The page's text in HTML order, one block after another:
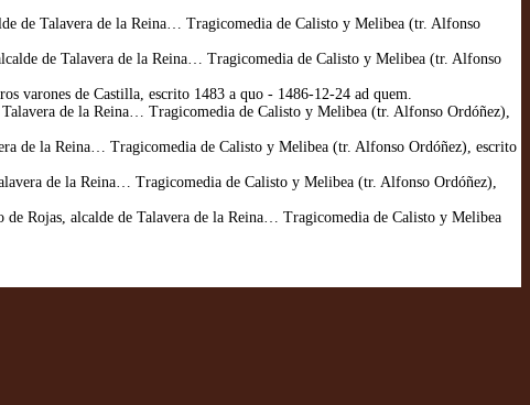
de Talavera de la Reina… Tragicomedia de Calisto y Melibea (tr. Alfonso
de Talavera de la Reina… Tragicomedia de Calisto y Melibea (tr. Alfonso
varones de Castilla, escrito 1483 a quo - 1486-12-24 ad quem.
de la Reina… Tragicomedia de Calisto y Melibea (tr. Alfonso Ordóñez),
de la Reina… Tragicomedia de Calisto y Melibea (tr. Alfonso Ordóñez), escrito
de la Reina… Tragicomedia de Calisto y Melibea (tr. Alfonso Ordóñez),
Rojas, alcalde de Talavera de la Reina… Tragicomedia de Calisto y Melibea